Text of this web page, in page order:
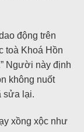
động trên
toà Khoá Hồn
Người này định
không nuốt
sửa lại.
xồng xộc như